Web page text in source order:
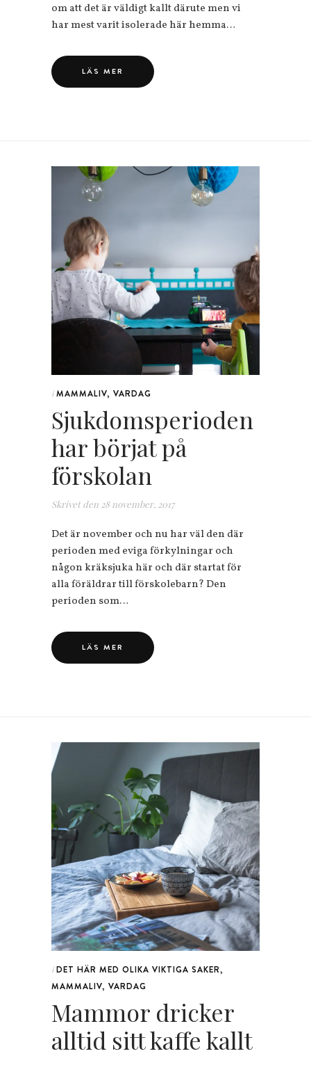
om att det är väldigt kallt därute men vi
har mest varit isolerade här hemma…
LÄS MER
i MAMMALIV, VARDAG
Sjukdomsperioden
har börjat på
förskolan
Skrivet den 28 november, 2017
Det är november och nu har väl den där
perioden med eviga förkylningar och
någon kräksjuka här och där startat för
alla föräldrar till förskolebarn? Den
perioden som…
LÄS MER
i DET HÄR MED OLIKA VIKTIGA SAKER,
MAMMALIV, VARDAG
Mammor dricker
alltid sitt kaffe kallt